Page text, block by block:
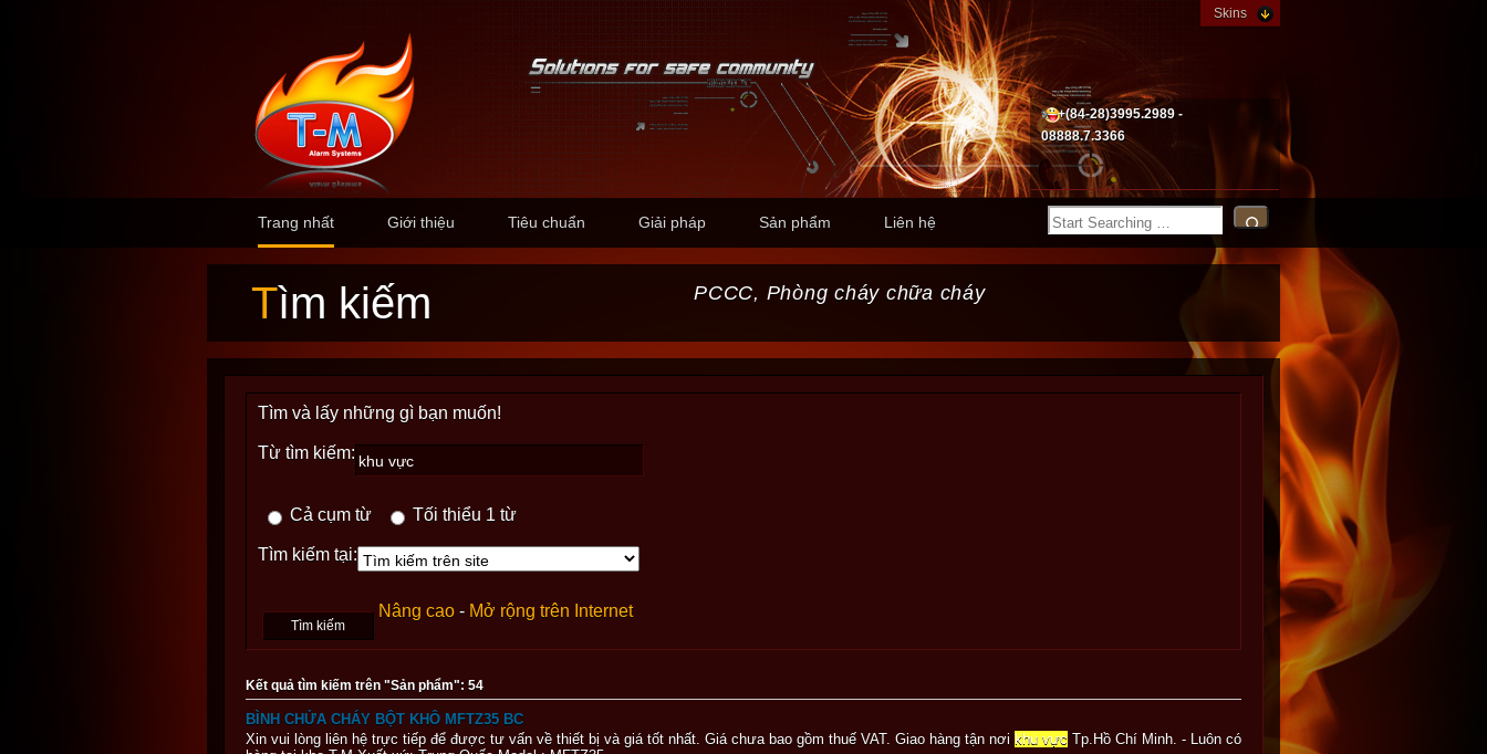
Skins
+(84-28)3995.2989 -
08888.7.3366
Trang nhất Giới thiệu Tiêu chuẩn Giải pháp Sản phẩm Liên hệ
Tìm kiếm PCCC, Phòng cháy chữa cháy
Tìm và lấy những gì bạn muốn!
Từ tìm kiếm:
Cả cụm từ Tối thiểu 1 từ
Tìm kiếm tại:
Nâng cao - Mở rộng trên Internet
Kết quả tìm kiếm trên "Sản phẩm": 54
BÌNH CHỬA CHÁY BỘT KHÔ MFTZ35 BC
Xin vui lòng liên hệ trực tiếp để được tư vấn về thiết bị và giá tốt nhất. Giá chưa bao gồm thuế VAT. Giao hàng tận nơi khu vực Tp.Hồ Chí Minh. - Luôn có